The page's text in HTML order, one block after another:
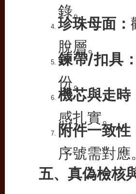
錄。
珍珠母面：
脫層。
鍊帶/扣具
份。
機芯與走時
感扎實。
附件一致性
序號需對應
五、真偽檢核